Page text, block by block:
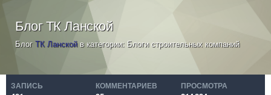
Блог ТК Ланской
БлогТК Ланскойв категории: Блоги строительных компаний
ЗАПИСЬ КОММЕНТАРИЕВ ПРОСМОТРА